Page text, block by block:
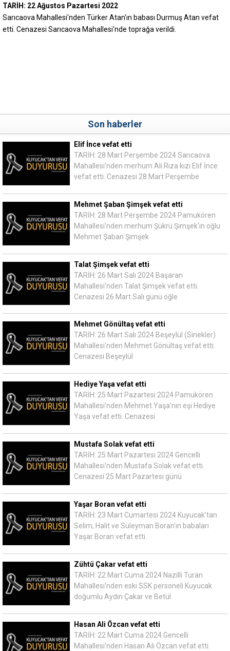
TARİH: 22 Ağustos Pazartesi 2022
Sarıcaova Mahallesi'nden Türker Atan'ın babası Durmuş Atan vefat
etti. Cenazesi Sarıcaova Mahallesi'nde toprağa verildi.
Son haberler
Elif İnce vefat etti
TARİH: 28 Mart Perşembe 2024 Sarıcaova
Mahallesi'nden merhum Ali Rıza kızı Elif İnce
vefat etti. Cenazesi 28 Mart Perşembe
Mehmet Şaban Şimşek vefat etti
TARİH: 28 Mart Perşembe 2024 Pamukören
Mahallesi'nden merhum Şükrü Şimşek'in oğlu
Mehmet Şaban Şimşek
Talat Şimşek vefat etti
TARİH: 26 Mart Salı 2024 Başaran
Mahallesi'nden Talat Şimşek vefat etti.
Cenazesi 26 Mart Salı günü öğle
Mehmet Gönültaş vefat etti
TARİH: 26 Mart Salı 2024 Beşeylül (Sinekler)
Mahallesi'nden Mehmet Gönültaş vefat etti.
Cenazesi Beşeylül
Hediye Yaşa vefat etti
TARİH: 25 Mart Pazartesi 2024 Pamukören
Mahallesi'nden Mehmet Yaşa'nın eşi Hediye
Yaşa vefat etti. Cenazesi
Mustafa Solak vefat etti
TARİH: 25 Mart Pazartesi 2024 Gencelli
Mahallesi'nden Mustafa Solak vefat etti.
Cenazesi 25 Mart Pazartesi günü
Yaşar Boran vefat etti
TARİH: 23 Mart Cumartesi 2024 Kuyucak'tan
Selim, Halit ve Süleyman Boran'ın babaları
Yaşar Boran vefat etti.
Zühtü Çakar vefat etti
TARİH: 22 Mart Cuma 2024 Nazilli Turan
Mahallesi'nden eski SSK personeli Kuyucak
doğumlu Aydın Çakar ve Betül
Hasan Ali Özcan vefat etti
TARİH: 22 Mart Cuma 2024 Gencelli
Mahallesi'nden Hasan Ali Özcan vefat etti.